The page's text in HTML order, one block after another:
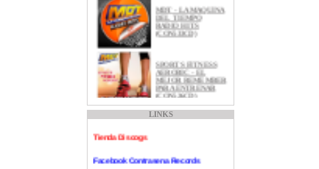
MDT - LA MAQUINA
DEL TIEMPO
RADIO HITS
(CON533CD)
SPORTS FITNESS
AEROBIC - EL
MEJOR REMEMBER
PARA ENTRENAR
(CON526CD)
MDT - EL MEJOR
LINKS
Contraseña Records
Myspace Contraseña Records
Canal Youtube Contrasena Records
Tienda Discogs
Facebook Contrasena Records